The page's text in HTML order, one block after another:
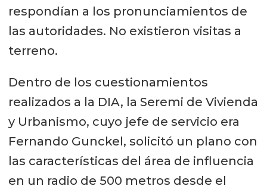
respondían a los pronunciamientos de
las autoridades. No existieron visitas a
terreno.
Dentro de los cuestionamientos
realizados a la DIA, la Seremi de Vivienda
y Urbanismo, cuyo jefe de servicio era
Fernando Gunckel, solicitó un plano con
las características del área de influencia
en un radio de 500 metros desde el